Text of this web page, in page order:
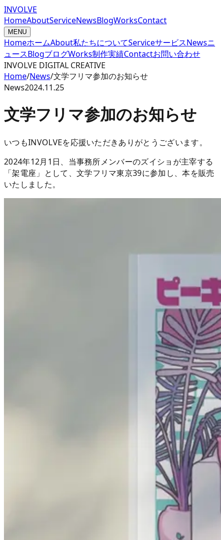
INVOLVE
HomeAboutServiceNewsBlogWorksContact
MENU
HomeホームAbout私たちについてServiceサービスNewsニ
ュースBlogブログWorks制作実績Contactお問い合わせ
INVOLVE DIGITAL CREATIVE
Home/News/文学フリマ参加のお知らせ
News2024.11.25
文学フリマ参加のお知らせ
いつもINVOLVEを応援いただきありがとうございます。
2024年12月1日、当事務所メンバーのズイショが主宰する
「架電座」として、文学フリマ東京39に参加し、本を販売
いたしました。